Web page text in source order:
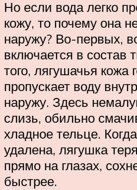
Но если вода легко
кожу, то почему она
наружу? Во-первых,
включается в состав
того, лягушачья кожа
пропускает воду
наружу. Здесь
слизь, обильно
хладное тельце.
удалена, лягушка
прямо на глазах,
быстрее.